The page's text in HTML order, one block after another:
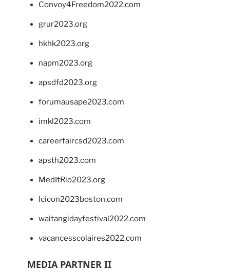
Convoy4Freedom2022.com
grur2023.org
hkhk2023.org
napm2023.org
apsdfd2023.org
forumausape2023.com
imkl2023.com
careerfaircsd2023.com
apsth2023.com
MedItRio2023.org
lcicon2023boston.com
waitangidayfestival2022.com
vacancesscolaires2022.com
MEDIA PARTNER II